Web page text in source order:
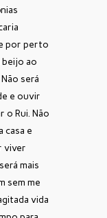
por perto
ao
será
e ouvir
o Rui. Não
casa e
viver
mais
sem me
vida